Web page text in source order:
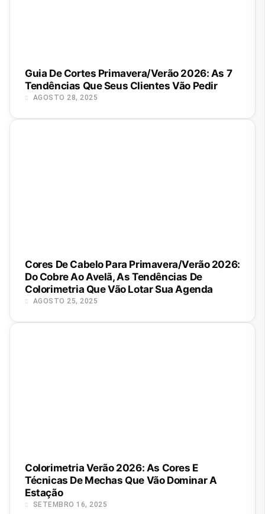
Guia De Cortes Primavera/Verão 2026: As 7
Tendências Que Seus Clientes Vão Pedir
AGOSTO 28, 2025
Cores De Cabelo Para Primavera/Verão 2026:
Do Cobre Ao Avelã, As Tendências De
Colorimetria Que Vão Lotar Sua Agenda
AGOSTO 25, 2025
Colorimetria Verão 2026: As Cores E
Técnicas De Mechas Que Vão Dominar A
Estação
SETEMBRO 16, 2025